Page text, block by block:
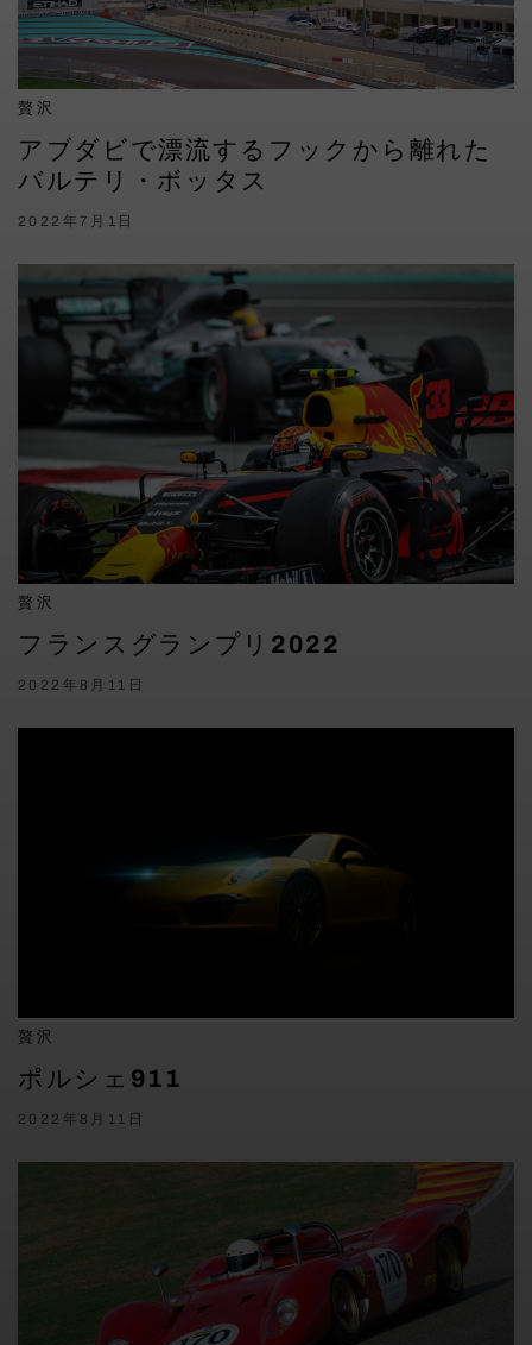
贅沢
アブダビで漂流するフックから離れた
バルテリ・ボッタス
2022年7月1日
贅沢
フランスグランプリ2022
2022年8月11日
贅沢
ポルシェ911
2022年8月11日